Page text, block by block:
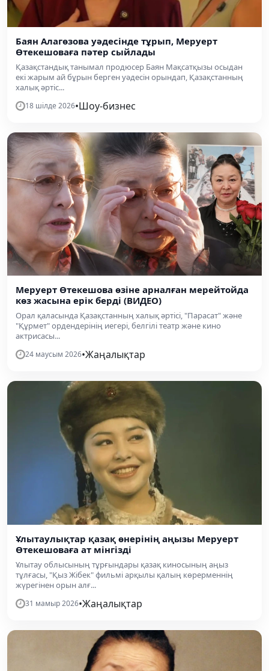
Баян Алагөзова уәдесінде тұрып, Меруерт
Өтекешоваға пәтер сыйлады
Қазақстандық танымал продюсер Баян Мақсатқызы осыдан
екі жарым ай бұрын берген уәдесін орындап, Қазақстанның
халық әртіс...
18 шілде 2026•Шоу-бизнес
Меруерт Өтекешова өзіне арналған мерейтойда
көз жасына ерік берді (ВИДЕО)
Орал қаласында Қазақстанның халық әртісі, "Парасат" және
"Құрмет" ордендерінің иегері, белгілі театр және кино
актрисасы...
24 маусым 2026•Жаңалықтар
Ұлытаулықтар қазақ өнерінің аңызы Меруерт
Өтекешоваға ат мінгізді
Ұлытау облысының тұрғындары қазақ киносының аңыз
тұлғасы, "Қыз Жібек" фильмі арқылы қалың көрерменнің
жүрегінен орын алғ...
31 мамыр 2026•Жаңалықтар